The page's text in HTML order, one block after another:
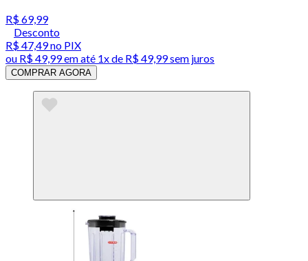
R$ 69,99
Desconto
R$ 47,49no PIX
ou R$ 49,99em até 1x de R$ 49,99sem juros
COMPRAR AGORA